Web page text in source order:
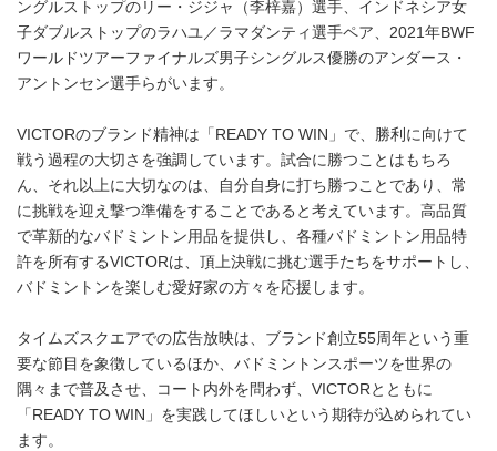
ングルストップのリー・ジジャ（李梓嘉）選手、インドネシア女
子ダブルストップのラハユ／ラマダンティ選手ペア、2021年BWF
ワールドツアーファイナルズ男子シングルス優勝のアンダース・
アントンセン選手らがいます。
VICTORのブランド精神は「READY TO WIN」で、勝利に向けて
戦う過程の大切さを強調しています。試合に勝つことはもちろ
ん、それ以上に大切なのは、自分自身に打ち勝つことであり、常
に挑戦を迎え撃つ準備をすることであると考えています。高品質
で革新的なバドミントン用品を提供し、各種バドミントン用品特
許を所有するVICTORは、頂上決戦に挑む選手たちをサポートし、
バドミントンを楽しむ愛好家の方々を応援します。
タイムズスクエアでの広告放映は、ブランド創立55周年という重
要な節目を象徴しているほか、バドミントンスポーツを世界の
隅々まで普及させ、コート内外を問わず、VICTORとともに
「READY TO WIN」を実践してほしいという期待が込められてい
ます。